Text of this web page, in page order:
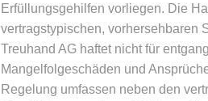
Erfüllungsgehilfen vorliegen. Die
vertragstypischen, vorhersehbaren
Treuhand AG haftet nicht für
Mangelfolgeschäden und
Regelung umfassen neben den